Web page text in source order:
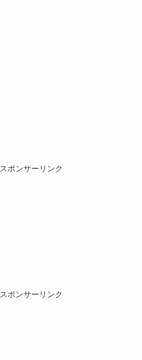
スポンサーリンク
スポンサーリンク